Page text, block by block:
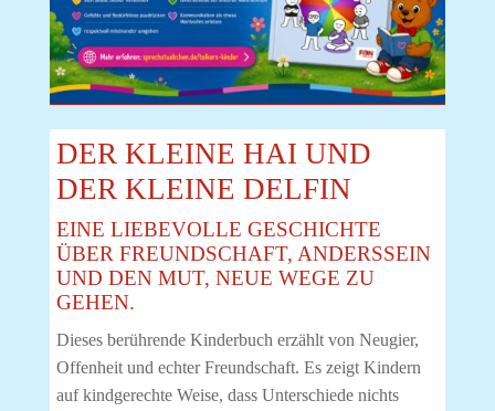
DER KLEINE HAI UND
DER KLEINE DELFIN
EINE LIEBEVOLLE GESCHICHTE
ÜBER FREUNDSCHAFT, ANDERSSEIN
UND DEN MUT, NEUE WEGE ZU
GEHEN.
Dieses berührende Kinderbuch erzählt von Neugier,
Offenheit und echter Freundschaft. Es zeigt Kindern
auf kindgerechte Weise, dass Unterschiede nichts